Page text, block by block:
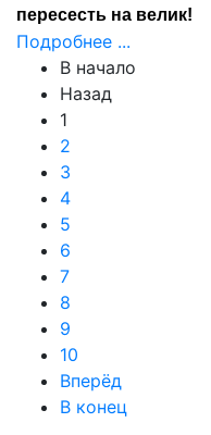
пересесть на велик!
Подробнее ...
В начало
Назад
1
2
3
4
5
6
7
8
9
10
Вперёд
В конец